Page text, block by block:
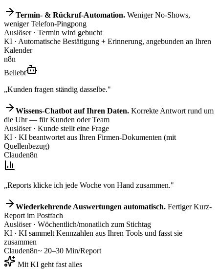
Termin- & Rückruf-Automation. Weniger No-Shows,
weniger Telefon-Pingpong
Auslöser· Termin wird gebucht
KI · Automatische Bestätigung + Erinnerung, angebunden an Ihren
Kalender
n8n
Beliebt
„Kunden fragen ständig dasselbe."
Wissens-Chatbot auf Ihren Daten. Korrekte Antwort rund um
die Uhr — für Kunden oder Team
Auslöser· Kunde stellt eine Frage
KI · KI beantwortet aus Ihren Firmen-Dokumenten (mit
Quellenbezug)
Clauden8n
„Reports klicke ich jede Woche von Hand zusammen."
Wiederkehrende Auswertungen automatisch. Fertiger Kurz-
Report im Postfach
Auslöser· Wöchentlich/monatlich zum Stichtag
KI · KI sammelt Kennzahlen aus Ihren Tools und fasst sie
zusammen
Clauden8n~ 20–30 Min/Report
Mit KI geht fast alles